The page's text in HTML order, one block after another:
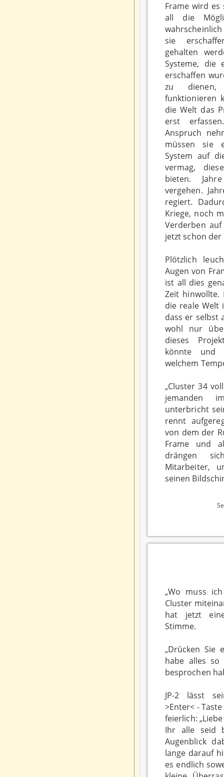
Frame wird es
all die
sie
gehalten
Systeme, die
erschaffen
zu dienen,
funktionieren
die Welt das
erst
Anspruch
müssen sie
System auf
vermag,
bieten.
vergehen.
regiert.
Kriege, noch
Verderben
jetzt schon der
Plötzlich
Augen von
ist all dies
Zeit hinwollte.
die reale Welt
dass er selbst
wohl nur
dieses
könnte
welchem
„Cluster 34
jemanden
unterbricht
rennt
von dem der
Frame und
drängen
Mitarbeiter,
seinen
„Wo muss
Cluster
hat jetzt
Stimme.
„Drücken Sie
habe alles
besprochen
JP-2 lässt
>Enter< -
feierlich:
Ihr alle seid
Augenblick
lange darauf
es endlich